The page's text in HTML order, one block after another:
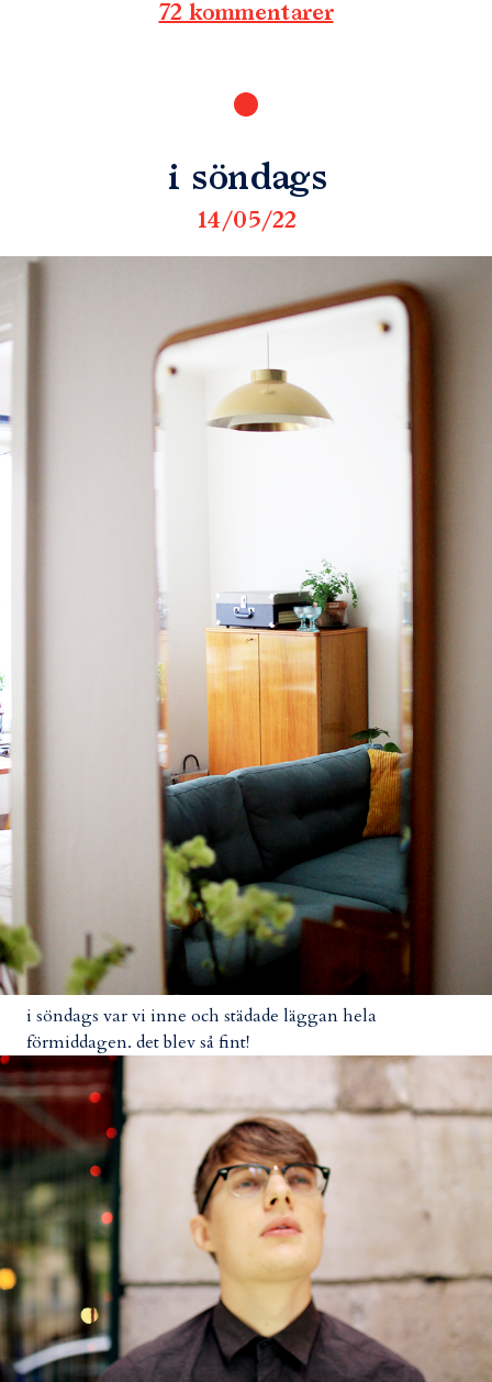
72 kommentarer
i söndags
14/05/22
i söndags var vi inne och städade läggan hela
förmiddagen. det blev så fint!